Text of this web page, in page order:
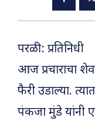
परळी : प्रतिनिधी
आज प्रचाराचा
फैरी उडाल्या.
पंकजा मुंडे यांनी